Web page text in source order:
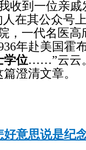
到一位亲戚
在其公众号
，一代名医
年赴美国霍
学位……”云云
澄清文章。
好意思说是纪